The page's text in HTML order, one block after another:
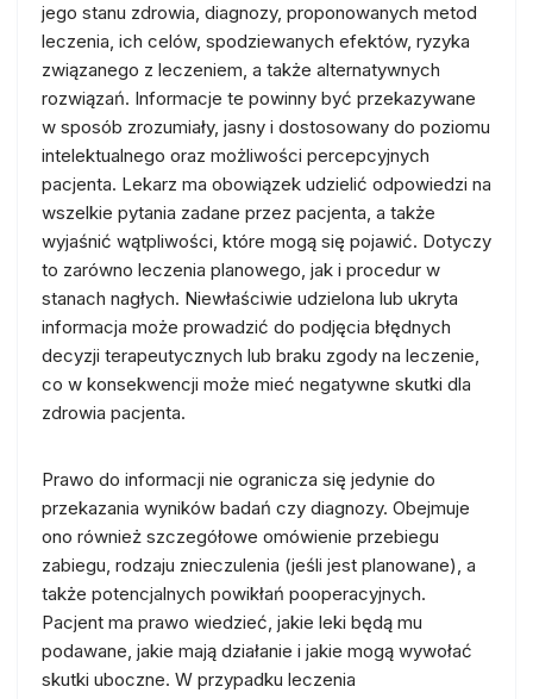
jego stanu zdrowia, diagnozy, proponowanych metod
leczenia, ich celów, spodziewanych efektów, ryzyka
związanego z leczeniem, a także alternatywnych
rozwiązań. Informacje te powinny być przekazywane
w sposób zrozumiały, jasny i dostosowany do poziomu
intelektualnego oraz możliwości percepcyjnych
pacjenta. Lekarz ma obowiązek udzielić odpowiedzi na
wszelkie pytania zadane przez pacjenta, a także
wyjaśnić wątpliwości, które mogą się pojawić. Dotyczy
to zarówno leczenia planowego, jak i procedur w
stanach nagłych. Niewłaściwie udzielona lub ukryta
informacja może prowadzić do podjęcia błędnych
decyzji terapeutycznych lub braku zgody na leczenie,
co w konsekwencji może mieć negatywne skutki dla
zdrowia pacjenta.
Prawo do informacji nie ogranicza się jedynie do
przekazania wyników badań czy diagnozy. Obejmuje
ono również szczegółowe omówienie przebiegu
zabiegu, rodzaju znieczulenia (jeśli jest planowane), a
także potencjalnych powikłań pooperacyjnych.
Pacjent ma prawo wiedzieć, jakie leki będą mu
podawane, jakie mają działanie i jakie mogą wywołać
skutki uboczne. W przypadku leczenia